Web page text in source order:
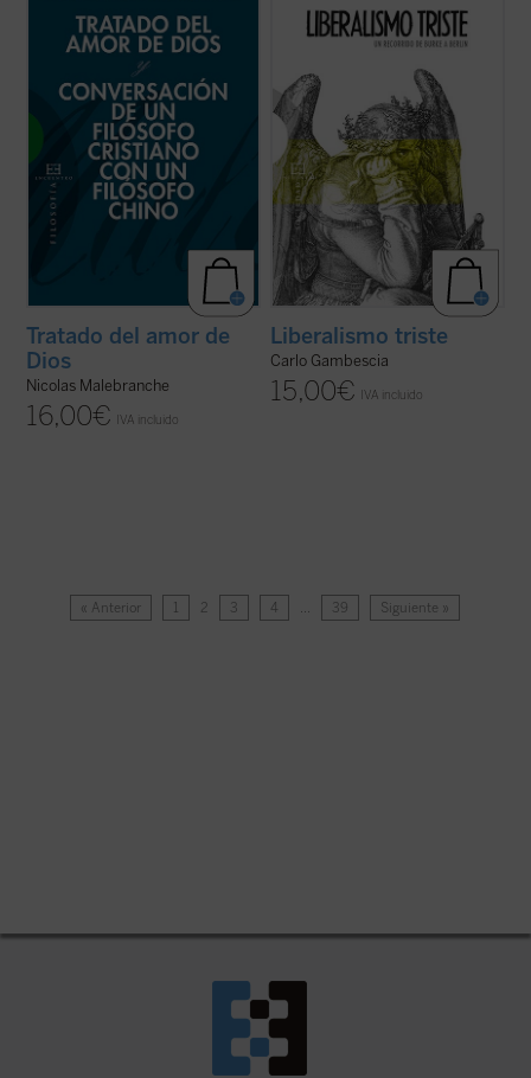
encontramos buena parte de los conceptos
esenciales de su metafísica y su
antropología, pero expuestas dentro del
fragor de algunas de las principales
controversias que marcaron ...
Tratado del amor de
Dios
Nicolas Malebranche
16,00€ IVA incluido
verificar, como se hace en el campo de la
química o de la física, la cualidad, el valor de
una sustancia. La «sustancia» examinada
Liberalismo triste
Carlo Gambescia
15,00€ IVA incluido
« Anterior 1 2 3 4 … 39 Siguiente »